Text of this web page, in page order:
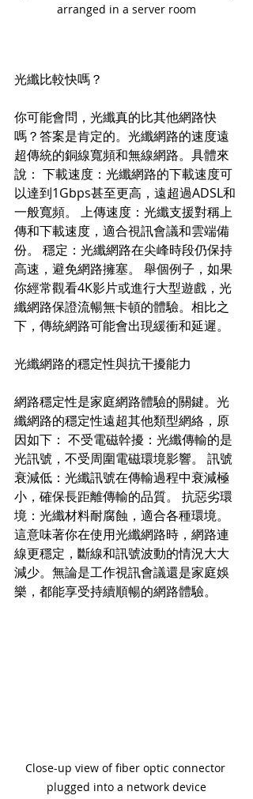
arranged in a server room
光纖比較快嗎？
你可能會問，光纖真的比其他網路快
嗎？答案是肯定的。光纖網路的速度遠
超傳統的銅線寬頻和無線網路。具體來
說： 下載速度：光纖網路的下載速度可
以達到1Gbps甚至更高，遠超過ADSL和
一般寬頻。 上傳速度：光纖支援對稱上
傳和下載速度，適合視訊會議和雲端備
份。 穩定：光纖網路在尖峰時段仍保持
高速，避免網路擁塞。 舉個例子，如果
你經常觀看4K影片或進行大型遊戲，光
纖網路保證流暢無卡頓的體驗。相比之
下，傳統網路可能會出現緩衝和延遲。
光纖網路的穩定性與抗干擾能力
網路穩定性是家庭網路體驗的關鍵。光
纖網路的穩定性遠超其他類型網絡，原
因如下： 不受電磁幹擾：光纖傳輸的是
光訊號，不受周圍電磁環境影響。 訊號
衰減低：光纖訊號在傳輸過程中衰減極
小，確保長距離傳輸的品質。 抗惡劣環
境：光纖材料耐腐蝕，適合各種環境。
這意味著你在使用光纖網路時，網路連
線更穩定，斷線和訊號波動的​​情況大大
減少。無論是工作視訊會議還是家庭娛
樂，都能享受持續順暢的網路體驗。
Close-up view of fiber optic connector
plugged into a network device